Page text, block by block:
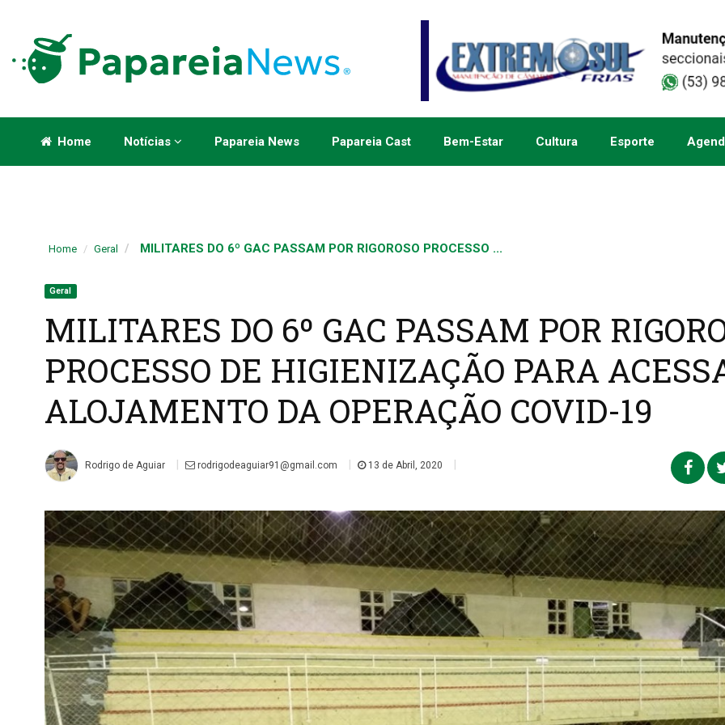
Home Notícias Papareia News Papareia Cast Bem-Estar Cultura Esporte
Home Geral MILITARES DO 6º GAC PASSAM POR RIGOROSO PROCESSO ...
Geral
MILITARES DO 6º GAC PASSAM POR
PROCESSO DE HIGIENIZAÇÃO PARA
ALOJAMENTO DA OPERAÇÃO COVID-19
Rodrigo de Aguiar | rodrigodeaguiar91@gmail.com | 13 de Abril, 2020 |